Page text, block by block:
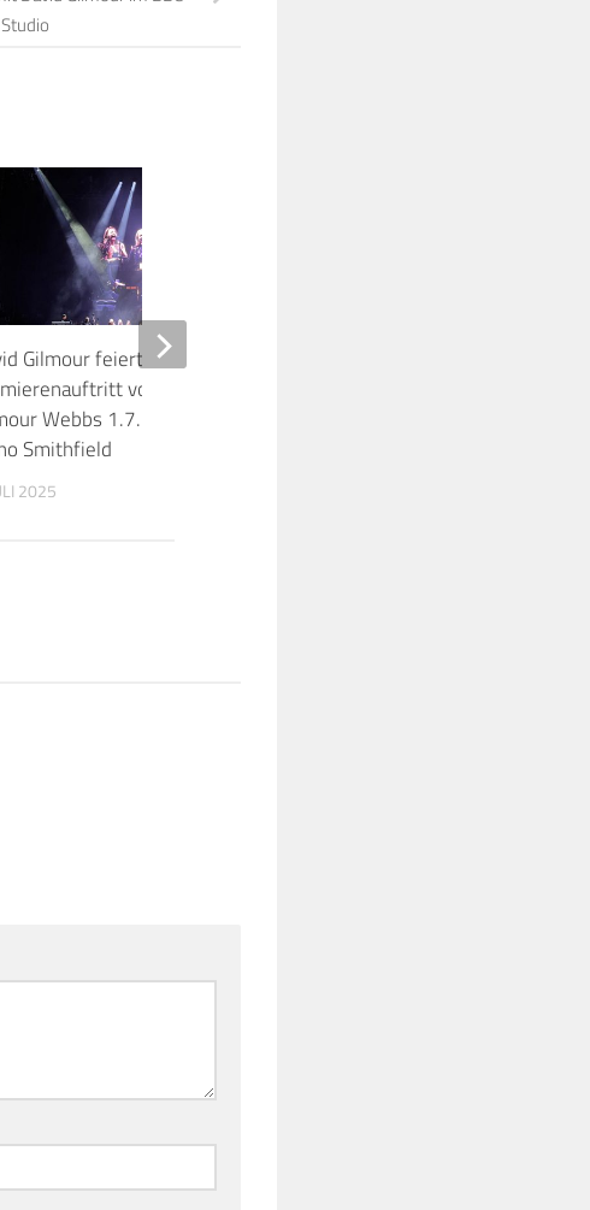
Studio
Gilmour feierte
von Marshall
Webbs 1.7.2025 London,
Smithfield
2025